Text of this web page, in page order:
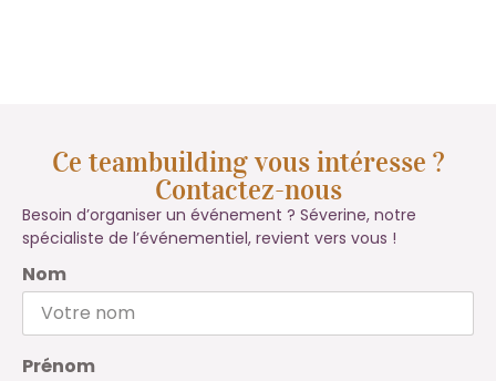
Ce teambuilding vous intéresse ?
Contactez-nous
Besoin d’organiser un événement ? Séverine, notre
spécialiste de l’événementiel, revient vers vous !
Nom
Prénom